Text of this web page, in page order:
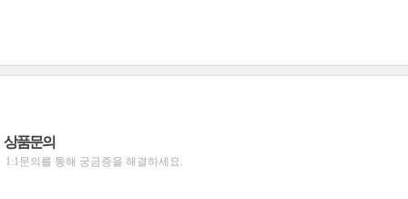
상품문의
1:1문의를 통해 궁금증을 해결하세요.